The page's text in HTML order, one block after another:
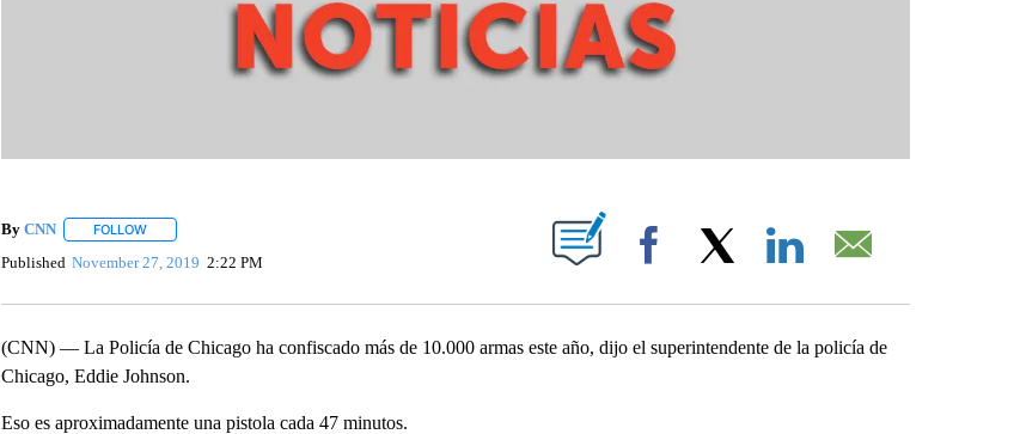
By CNN FOLLOWFOLLOW "" TO RECEIVE NOTIFICATIONS ABOUT NEW PAGES ON "".
Published November 27, 2019 2:22 PM Facebook
(CNN) — La Policía de Chicago ha confiscado más de 10.000 armas este año, dijo el superintendente de la policía de
Chicago, Eddie Johnson.
Eso es aproximadamente una pistola cada 47 minutos.